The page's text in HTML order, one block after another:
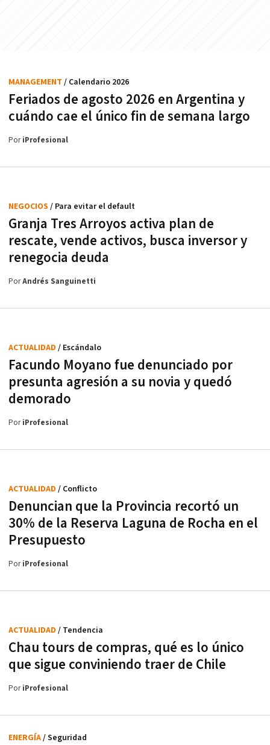
Feriados de agosto 2026 en Argentina y
cuándo cae el único fin de semana largo
MANAGEMENT / Calendario 2026
PoriProfesional
Granja Tres Arroyos activa plan de
rescate, vende activos, busca inversor y
renegocia deuda
NEGOCIOS / Para evitar el default
PorAndrés Sanguinetti
Facundo Moyano fue denunciado por
presunta agresión a su novia y quedó
demorado
ACTUALIDAD / Escándalo
PoriProfesional
Denuncian que la Provincia recortó un
30% de la Reserva Laguna de Rocha en el
Presupuesto
ACTUALIDAD / Conflicto
PoriProfesional
Chau tours de compras, qué es lo único
que sigue conviniendo traer de Chile
ACTUALIDAD / Tendencia
PoriProfesional
ENERGÍA/ Seguridad